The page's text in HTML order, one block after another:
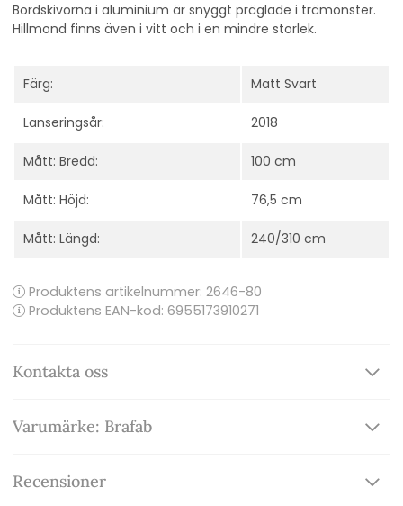
Bordskivorna i aluminium är snyggt präglade i trämönster.
Hillmond finns även i vitt och i en mindre storlek.
Färg: Matt Svart
Lanseringsår: 2018
Mått: Bredd: 100 cm
Mått: Höjd: 76,5 cm
Mått: Längd: 240/310 cm
Produktens artikelnummer: 2646-80
Produktens EAN-kod: 6955173910271
Kontakta oss
Varumärke: Brafab
Recensioner